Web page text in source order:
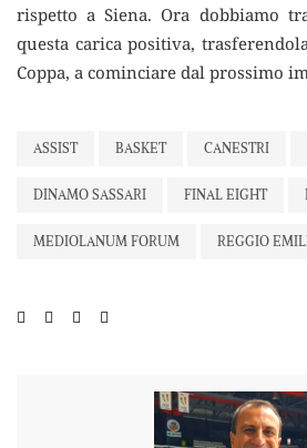
rispetto a Siena. Ora dobbiamo
questa carica positiva,
Coppa, a cominciare dal prossimo
ASSIST BASKET CANESTRI
DINAMO SASSARI FINAL EIGHT
MEDIOLANUM FORUM REGGIO